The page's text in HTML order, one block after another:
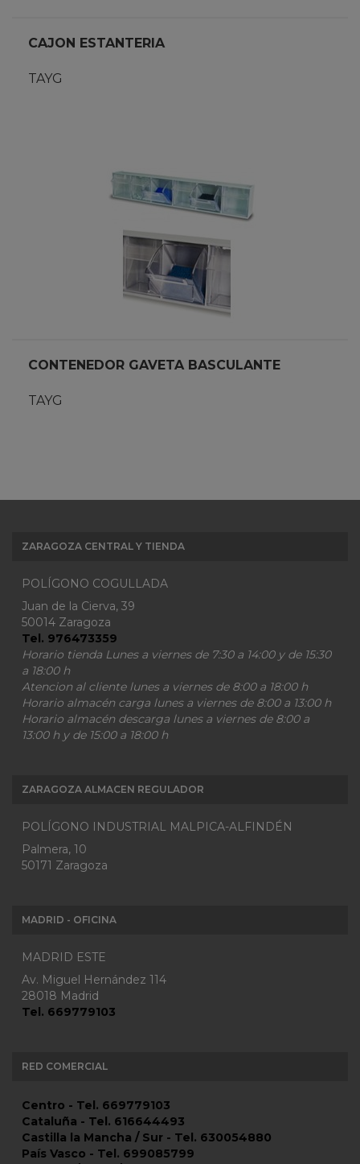
CAJON ESTANTERIA
TAYG
CONTENEDOR GAVETA BASCULANTE
TAYG
ZARAGOZA CENTRAL Y TIENDA
POLÍGONO COGULLADA
Juan de la Cierva, 39
50014 Zaragoza
Tel. 976473359
Horario tienda Lunes a viernes de 7:30 a 14:00 y de 15:30
a 18:00 h
Atencion al cliente lunes a viernes de 8:00 a 18:00 h
Horario almacén carga lunes a viernes de 8:00 a 13:00 h
Horario almacén descarga lunes a viernes de 8:00 a
13:00 h y de 15:00 a 18:00 h
ZARAGOZA ALMACEN REGULADOR
POLÍGONO INDUSTRIAL MALPICA-ALFINDÉN
Palmera, 10
50171 Zaragoza
MADRID - OFICINA
MADRID ESTE
Av. Miguel Hernández 114
28018 Madrid
Tel. 669779103
RED COMERCIAL
Centro - Tel. 669779103
Cataluña - Tel. 616644493
Castilla la Mancha / Sur - Tel. 630054880
País Vasco - Tel. 699085799